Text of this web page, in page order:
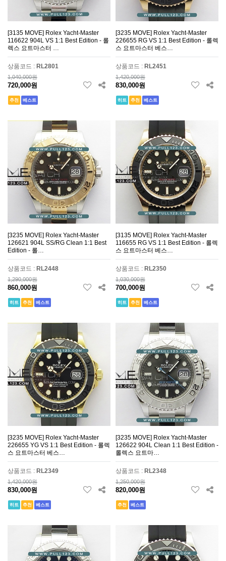
[3135 MOVE] Rolex Yacht-Master
116622 904L VS 1:1 Best Edition - 롤
렉스 요트마스터 …
상품코드 : RL2801
1,040,000원
720,000원
추천 베스트
[3235 MOVE] Rolex Yacht-Master
226655 RG VS 1:1 Best Edition - 롤렉
스 요트마스터 베스…
상품코드 : RL2451
1,420,000원
830,000원
히트 추천 베스트
[3235 MOVE] Rolex Yacht-Master
126621 904L SS/RG Clean 1:1 Best
Edition - 롤…
상품코드 : RL2448
1,290,000원
860,000원
히트 추천 베스트
[3135 MOVE] Rolex Yacht-Master
116655 RG VS 1:1 Best Edition - 롤렉
스 요트마스터 베스…
상품코드 : RL2350
1,030,000원
700,000원
히트 추천 베스트
[3235 MOVE] Rolex Yacht-Master
226655 YG VS 1:1 Best Edition - 롤렉
스 요트마스터 베스…
상품코드 : RL2349
1,420,000원
830,000원
히트 추천 베스트
[3235 MOVE] Rolex Yacht-Master
126622 904L Clean 1:1 Best Edition -
롤렉스 요트마…
상품코드 : RL2348
1,250,000원
820,000원
추천 베스트